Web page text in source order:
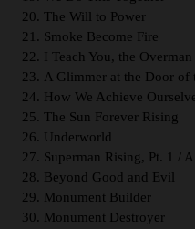
The Will to Power
Smoke Become Fire
I Teach You, the Overman
A Glimmer at the Door of
How We Achieve
The Sun Forever Rising
Underworld
Superman Rising, Pt. 1 /
Beyond Good and Evil
Monument Builder
Monument Destroyer